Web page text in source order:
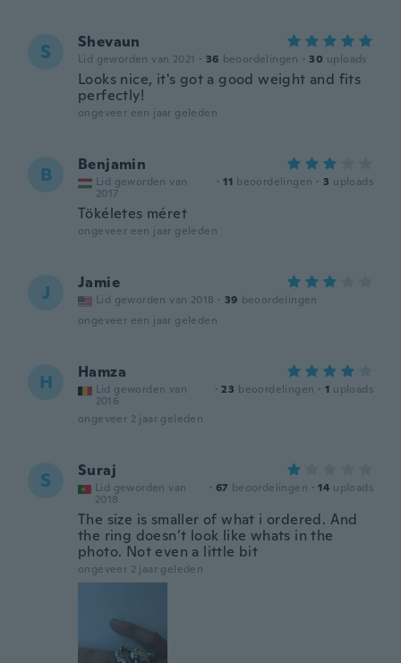
S Shevaun
Lid geworden van 2021 · 36 beoordelingen · 30 uploads
Looks nice, it's got a good weight and fits
perfectly!
ongeveer een jaar geleden
B Benjamin
Lid geworden van
2017
· 11 beoordelingen · 3 uploads
Tökéletes méret
ongeveer een jaar geleden
J Jamie
Lid geworden van 2018 · 39 beoordelingen
ongeveer een jaar geleden
H Hamza
Lid geworden van
2016
· 23 beoordelingen · 1 uploads
ongeveer 2 jaar geleden
S Suraj
Lid geworden van
2018
· 67 beoordelingen · 14 uploads
The size is smaller of what i ordered. And
the ring doesn’t look like whats in the
photo. Not even a little bit
ongeveer 2 jaar geleden